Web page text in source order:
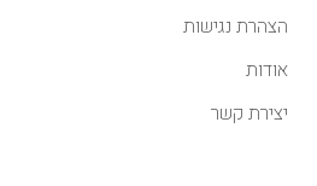
הצהרת נגישות
אודות
יצירת קשר